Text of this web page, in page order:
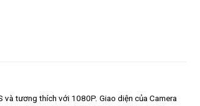
và tương thích với 1080P. Giao diện của Camera